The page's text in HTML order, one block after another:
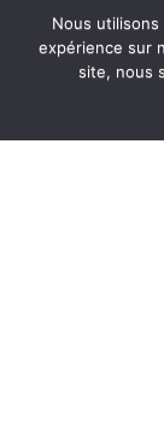
Nous
expérience sur
site, nous